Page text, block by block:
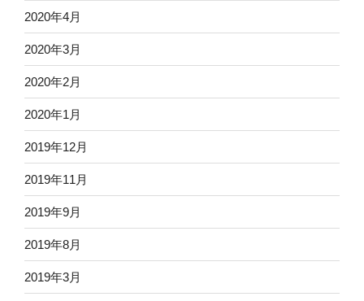
2020年4月
2020年3月
2020年2月
2020年1月
2019年12月
2019年11月
2019年9月
2019年8月
2019年3月